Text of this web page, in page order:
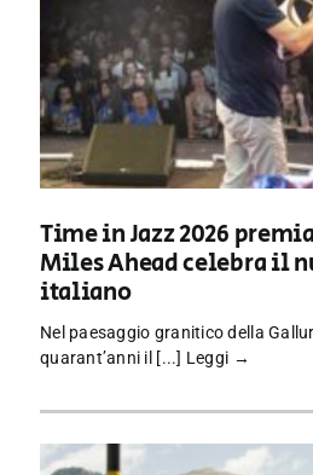
Time in Jazz 2026
Miles Ahead celebra il
italiano
Nel paesaggio granitico della
quarant’anni il [...] Leggi →